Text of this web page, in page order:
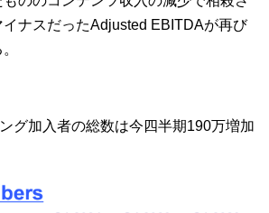
ナスだったAdjusted EBITDAが再び
グ加入者の総数は今四半期190万増加